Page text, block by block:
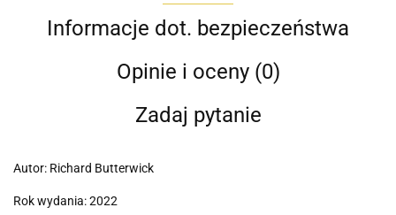
Informacje dot. bezpieczeństwa
Opinie i oceny (0)
Zadaj pytanie
Autor: Richard Butterwick
Rok wydania: 2022